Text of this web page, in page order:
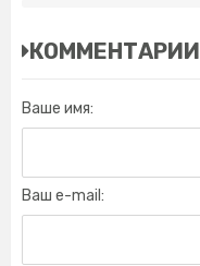
КОММЕНТАРИИ
Ваше имя:
Ваш e-mail: